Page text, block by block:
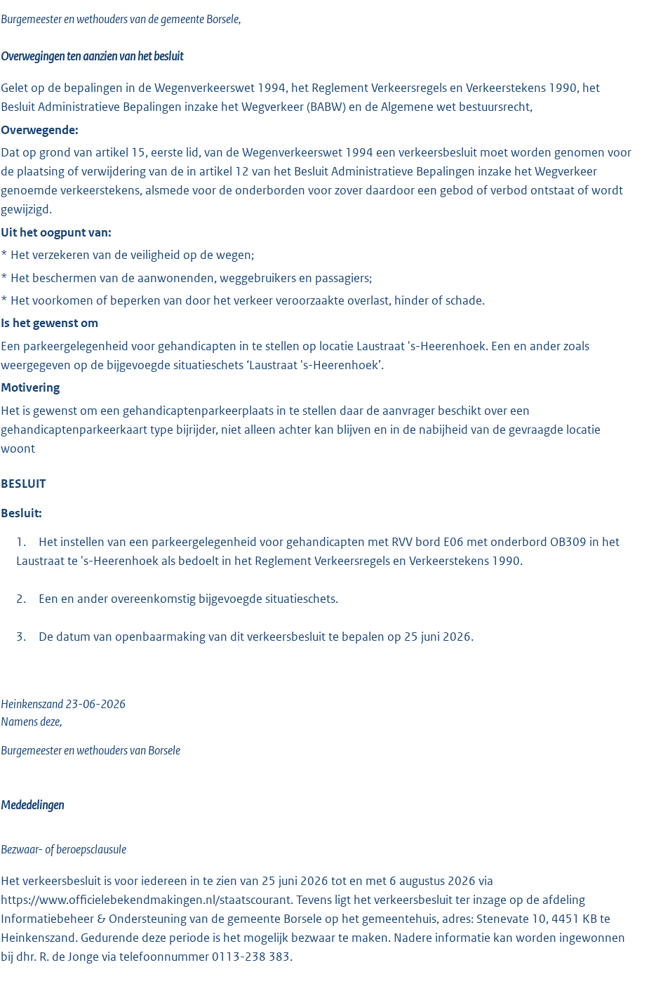
g
t
t
:
2
7
Burgemeester en wethouders van de gemeente Borsele,
Overwegingen ten aanzien van het besluit
Gelet op de bepalingen in de Wegenverkeerswet 1994, het Reglement Verkeersregels en Verkeerstekens 1990, het
Besluit Administratieve Bepalingen inzake het Wegverkeer (BABW) en de Algemene wet bestuursrecht,
Overwegende:
Dat op grond van artikel 15, eerste lid, van de Wegenverkeerswet 1994 een verkeersbesluit moet worden genomen voor
de plaatsing of verwijdering van de in artikel 12 van het Besluit Administratieve Bepalingen inzake het Wegverkeer
genoemde verkeerstekens, alsmede voor de onderborden voor zover daardoor een gebod of verbod ontstaat of wordt
gewijzigd.
Uit het oogpunt van:
* Het verzekeren van de veiligheid op de wegen;
* Het beschermen van de aanwonenden, weggebruikers en passagiers;
* Het voorkomen of beperken van door het verkeer veroorzaakte overlast, hinder of schade.
Is het gewenst om
Een parkeergelegenheid voor gehandicapten in te stellen op locatie Laustraat 's-Heerenhoek. Een en ander zoals
weergegeven op de bijgevoegde situatieschets ‘Laustraat 's-Heerenhoek’.
Motivering
Het is gewenst om een gehandicaptenparkeerplaats in te stellen daar de aanvrager beschikt over een
gehandicaptenparkeerkaart type bijrijder, niet alleen achter kan blijven en in de nabijheid van de gevraagde locatie
woont
BESLUIT
Besluit:
1.
Het instellen van een parkeergelegenheid voor gehandicapten met RVV bord E06 met onderbord OB309 in het
Laustraat te 's-Heerenhoek als bedoelt in het Reglement Verkeersregels en Verkeerstekens 1990.
2. Een en ander overeenkomstig bijgevoegde situatieschets.
3. De datum van openbaarmaking van dit verkeersbesluit te bepalen op 25 juni 2026.
Heinkenszand23-06-2026
Namens deze,
Burgemeester en wethouders van Borsele
Mededelingen
Bezwaar- of beroepsclausule
Het verkeersbesluit is voor iedereen in te zien van 25 juni 2026 tot en met 6 augustus 2026 via
https://www.officielebekendmakingen.nl/staatscourant. Tevens ligt het verkeersbesluit ter inzage op de afdeling
Informatiebeheer & Ondersteuning van de gemeente Borsele op het gemeentehuis, adres: Stenevate 10, 4451 KB te
Heinkenszand. Gedurende deze periode is het mogelijk bezwaar te maken. Nadere informatie kan worden ingewonnen
bij dhr. R. de Jonge via telefoonnummer 0113-238 383.